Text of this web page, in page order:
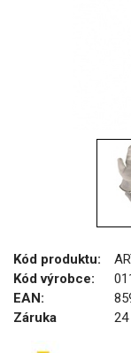
Kód produktu:
Kód výrobce:
EAN:
Záruka